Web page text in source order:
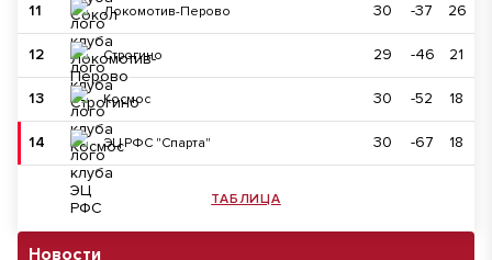
11 Локомотив-Перово 30 -37 26
12 Строгино 29 -46 21
13 Космос 30 -52 18
14 ЭЦ РФС "Спарта" 30 -67 18
ТАБЛИЦА
Новости